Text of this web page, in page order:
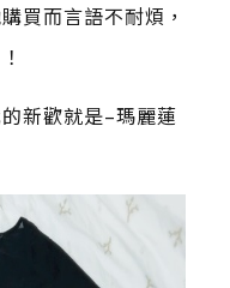
買而言語不耐煩，
新歡就是–瑪麗蓮